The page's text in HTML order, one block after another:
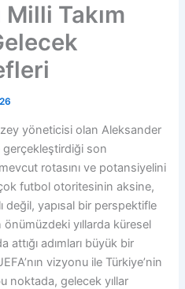
Milli Takım
yöneticisi olan Aleksander
gerçekleştirdiği son
rotasını ve potansiyelini
futbol otoritesinin aksine,
değil, yapısal bir perspektifle
yıllarda küresel
adımları büyük bir
vizyonu ile Türkiye’nin
noktada, gelecek yıllar